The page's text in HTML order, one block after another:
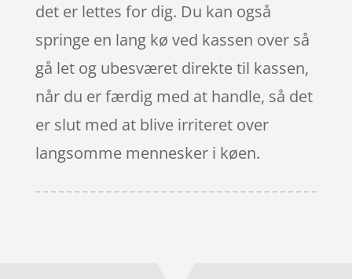
det er lettes for dig. Du kan også
springe en lang kø ved kassen over så
gå let og ubesværet direkte til kassen,
når du er færdig med at handle, så det
er slut med at blive irriteret over
langsomme mennesker i køen.